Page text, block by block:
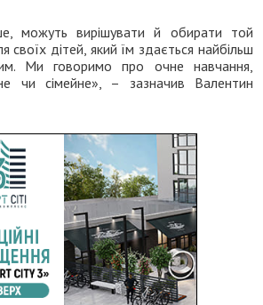
можуть вирішувати й обирати той
дітей, який їм здається найбільш
Ми говоримо про очне навчання,
чи сімейне», – зазначив Валентин